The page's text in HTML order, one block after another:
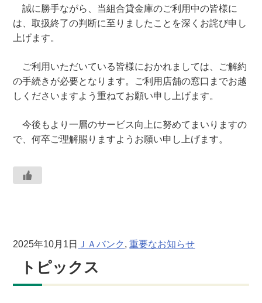
誠に勝手ながら、当組合貸金庫のご利用中の皆様に
は、取扱終了の判断に至りましたことを深くお詫び申し
上げます。
ご利用いただいている皆様におかれましては、ご解約
の手続きが必要となります。ご利用店舗の窓口までお越
しくださいますよう重ねてお願い申し上げます。
今後もより一層のサービス向上に努めてまいりますの
で、何卒ご理解賜りますようお願い申し上げます。
2025年10月1日 ＪＡバンク , 重要なお知らせ
トピックス